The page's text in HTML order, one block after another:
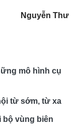
Nguyễn Thư
mô hình cụ
từ sớm, từ xa
bộ vùng biên